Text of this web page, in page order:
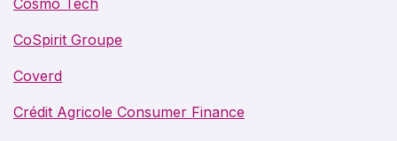
Cosmo Tech
CoSpirit Groupe
Coverd
Crédit Agricole Consumer Finance